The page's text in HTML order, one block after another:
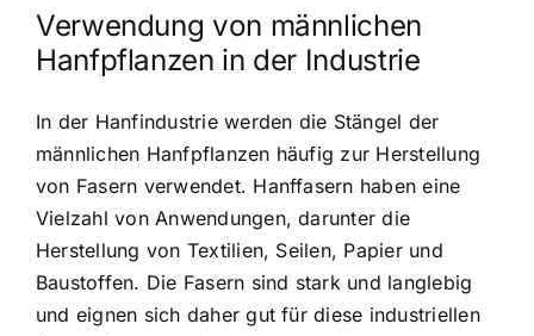
Verwendung von männlichen
Hanfpflanzen in der Industrie
In der Hanfindustrie werden die Stängel der
männlichen Hanfpflanzen häufig zur Herstellung
von Fasern verwendet. Hanffasern haben eine
Vielzahl von Anwendungen, darunter die
Herstellung von Textilien, Seilen, Papier und
Baustoffen. Die Fasern sind stark und langlebig
und eignen sich daher gut für diese industriellen